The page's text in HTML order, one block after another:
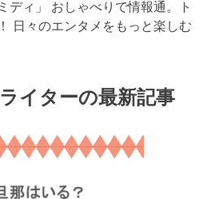
ディ」 おしゃべりで情報通。ト
日々のエンタメをもっと楽しむ
イターの最新記事